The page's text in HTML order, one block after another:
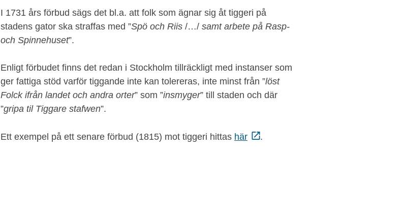
I 1731 års förbud sägs det bl.a. att folk som ägnar sig åt tiggeri på
stadens gator ska straffas med ”Spö och Riis /…/ samt arbete på Rasp-
och Spinnehuset”.
Enligt förbudet finns det redan i Stockholm tillräckligt med instanser som
ger fattiga stöd varför tiggande inte kan tolereras, inte minst från ”löst
Folck ifrån landet och andra orter” som ”insmyger” till staden och där
”gripa til Tiggare stafwen”.
Ett exempel på ett senare förbud (1815) mot tiggeri hittas här .